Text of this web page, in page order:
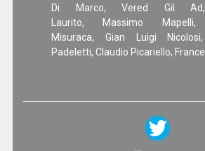
Di Marco, Vered Gil Ad,
Laurito, Massimo Mapelli,
Misuraca, Gian Luigi
Padeletti, Claudio Picariello,